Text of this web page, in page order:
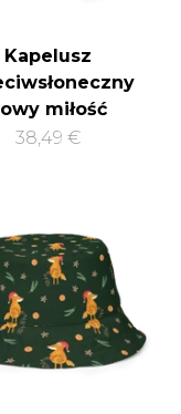
Kapelusz
miłość
38,49 €